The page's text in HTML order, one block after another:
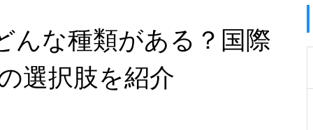
んな種類がある？国際
選択肢を紹介